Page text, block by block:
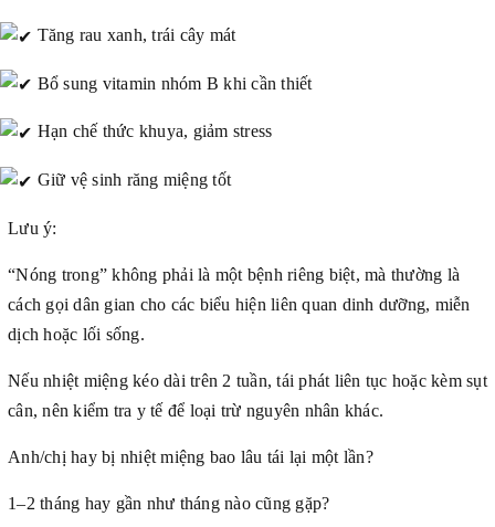
Tăng rau xanh, trái cây mát
Bổ sung vitamin nhóm B khi cần thiết
Hạn chế thức khuya, giảm stress
Giữ vệ sinh răng miệng tốt
Lưu ý:
“Nóng trong” không phải là một bệnh riêng biệt, mà thường là
cách gọi dân gian cho các biểu hiện liên quan dinh dưỡng, miễn
dịch hoặc lối sống.
Nếu nhiệt miệng kéo dài trên 2 tuần, tái phát liên tục hoặc kèm sụt
cân, nên kiểm tra y tế để loại trừ nguyên nhân khác.
Anh/chị hay bị nhiệt miệng bao lâu tái lại một lần?
1–2 tháng hay gần như tháng nào cũng gặp?